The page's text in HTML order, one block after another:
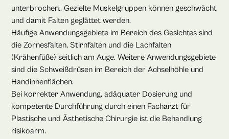
unterbrochen.. Gezielte Muskelgruppen können geschwächt
und damit Falten geglättet werden.
Häufige Anwendungsgebiete im Bereich des Gesichtes sind
die Zornesfalten, Stirnfalten und die Lachfalten
(Krähenfüße) seitlich am Auge. Weitere Anwendungsgebiete
sind die Schweißdrüsen im Bereich der Achselhöhle und
Handinnenflächen.
Bei korrekter Anwendung, adäquater Dosierung und
kompetente Durchführung durch einen Facharzt für
Plastische und Ästhetische Chirurgie ist die Behandlung
risikoarm.